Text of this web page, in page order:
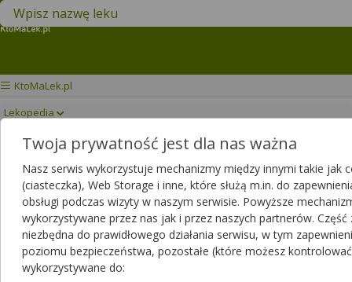
Znajdź lek w swojej okolicy
KtoMaLek.pl
Lekopedia
DENTINOX N Drukuj/Zapisz
Twoja prywatność jest dla nas ważna
Nasz serwis wykorzystuje mechanizmy między innymi takie jak
(ciasteczka), Web Storage i inne, które służą m.in. do
obsługi podczas wizyty w naszym serwisie. Powyższe
wykorzystywane przez nas jak i przez naszych partnerów. Część
niezbędna do prawidłowego działania serwisu, w tym
poziomu bezpieczeństwa, pozostałe (które możesz
wykorzystywane do: